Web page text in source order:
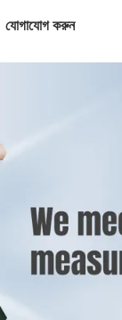
যোগাযোগ করুন